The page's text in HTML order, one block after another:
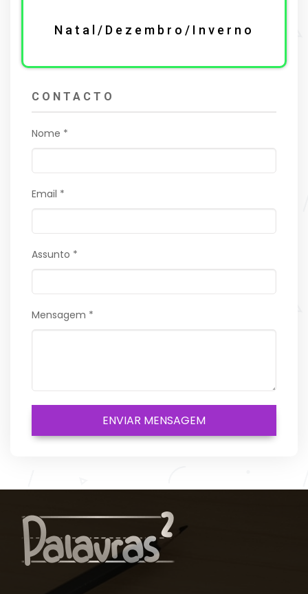
Natal/Dezembro/Inverno
CONTACTO
Nome *
Email *
Assunto *
Mensagem *